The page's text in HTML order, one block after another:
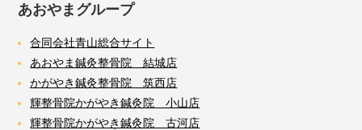
あおやまグループ
合同会社青山総合サイト
あおやま鍼灸整骨院 結城店
かがやき鍼灸整骨院 筑西店
輝整骨院かがやき鍼灸院 小山店
輝整骨院かがやき鍼灸院 古河店